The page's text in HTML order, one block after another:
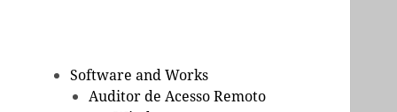
Software and Works
Auditor de Acesso Remoto